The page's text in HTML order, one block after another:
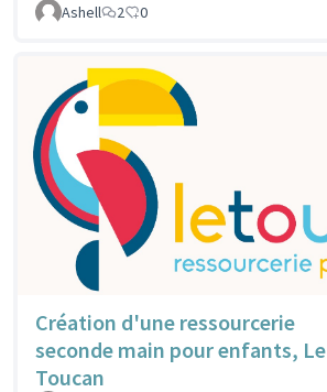
Ashell
2 0
Création d'une ressourcerie
seconde main pour enfants, Le
Toucan